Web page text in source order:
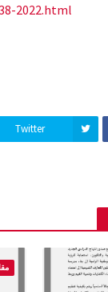
2022.html
Twitter